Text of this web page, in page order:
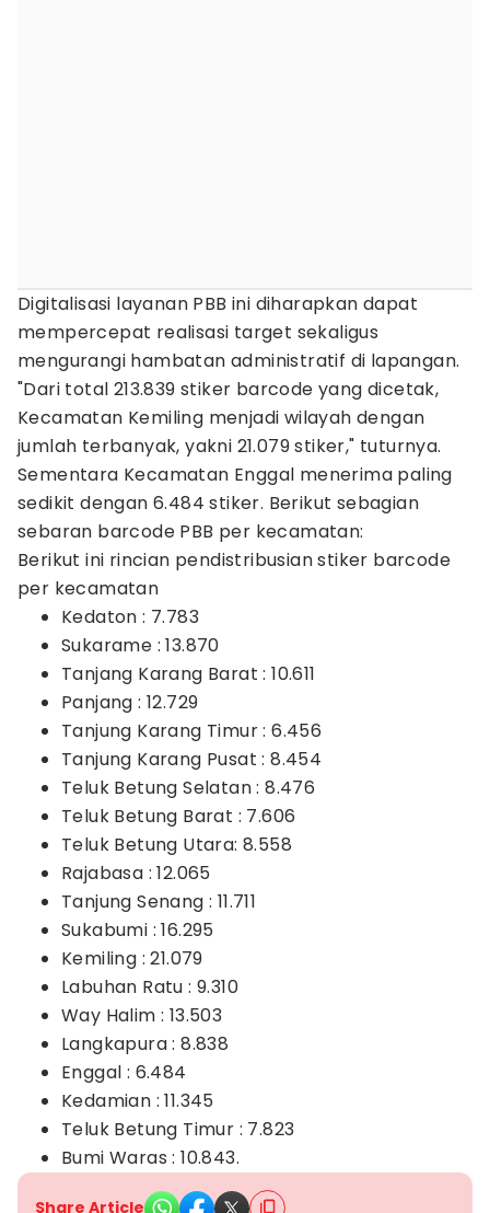
Digitalisasi layanan PBB ini diharapkan dapat
mempercepat realisasi target sekaligus
mengurangi hambatan administratif di lapangan.
"Dari total 213.839 stiker barcode yang dicetak,
Kecamatan Kemiling menjadi wilayah dengan
jumlah terbanyak, yakni 21.079 stiker," tuturnya.
Sementara Kecamatan Enggal menerima paling
sedikit dengan 6.484 stiker. Berikut sebagian
sebaran barcode PBB per kecamatan:
Berikut ini rincian pendistribusian stiker barcode
per kecamatan
Kedaton : 7.783
Sukarame : 13.870
Tanjang Karang Barat : 10.611
Panjang : 12.729
Tanjung Karang Timur : 6.456
Tanjung Karang Pusat : 8.454
Teluk Betung Selatan : 8.476
Teluk Betung Barat : 7.606
Teluk Betung Utara: 8.558
Rajabasa : 12.065
Tanjung Senang : 11.711
Sukabumi : 16.295
Kemiling : 21.079
Labuhan Ratu : 9.310
Way Halim : 13.503
Langkapura : 8.838
Enggal : 6.484
Kedamian : 11.345
Teluk Betung Timur : 7.823
Bumi Waras : 10.843.
Share Article